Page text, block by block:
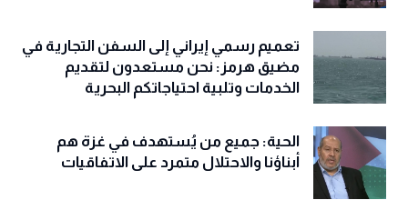
تعميم رسمي إيراني إلى السفن التجارية في
مضيق هرمز: نحن مستعدون لتقديم
الخدمات وتلبية احتياجاتكم البحرية
الحية: جميع من يُستهدف في غزة هم
أبناؤنا والاحتلال متمرد على الاتفاقيات